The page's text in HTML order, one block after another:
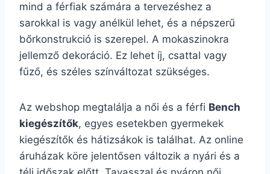
mind a férfiak számára a tervezéshez a
sarokkal is vagy anélkül lehet, és a népszerű
bőrkonstrukció is szerepel. A mokaszinokra
jellemző dekoráció. Ez lehet íj, csattal vagy
fűző, és széles színváltozat szükséges.
Az webshop megtalálja a női és a férfi Bench
kiegészítők, egyes esetekben gyermekek
kiegészítők és hátizsákok is találhat. Az online
áruházak köre jelentősen változik a nyári és a